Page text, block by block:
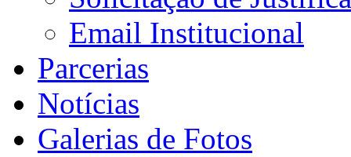
Email Institucional
Parcerias
Notícias
Galerias de Fotos